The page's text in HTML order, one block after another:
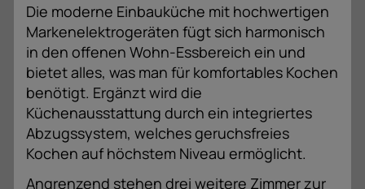
Die moderne Einbauküche mit hochwertigen
Markenelektrogeräten fügt sich harmonisch
in den offenen Wohn-Essbereich ein und
bietet alles, was man für komfortables Kochen
benötigt. Ergänzt wird die
Küchenausstattung durch ein integriertes
Abzugssystem, welches geruchsfreies
Kochen auf höchstem Niveau ermöglicht.
Angrenzend stehen drei weitere Zimmer zur